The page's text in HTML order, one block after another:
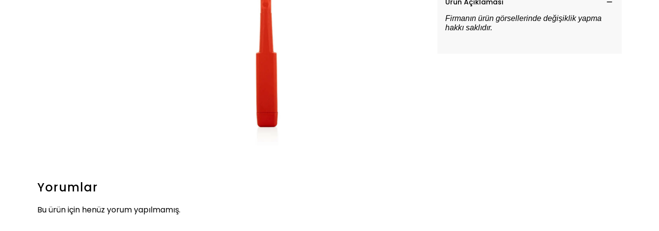
Ürün Açıklaması
Firmanın ürün görsellerinde değişiklik yapma
hakkı saklıdır.
Yorumlar
Bu ürün için henüz yorum yapılmamış.